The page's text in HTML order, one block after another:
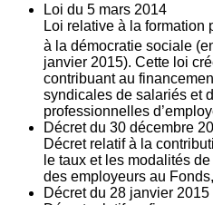
Loi du 5 mars 2014
Loi relative à la formation
à la démocratie sociale
janvier 2015). Cette loi
contribuant au
syndicales de salariés et
professionnelles
Décret du 30 décembre
Décret relatif à la
le taux et les modalités
des employeurs au
Décret du 28 janvier 2015